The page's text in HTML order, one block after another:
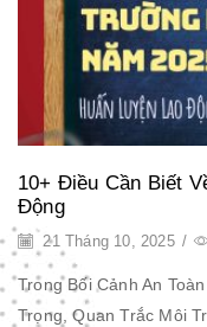
10+ Điều Cần Biết
Động
21 Tháng 10, 2025 /
Trong Bối Cảnh An
Trọng, Quan Trắc Môi